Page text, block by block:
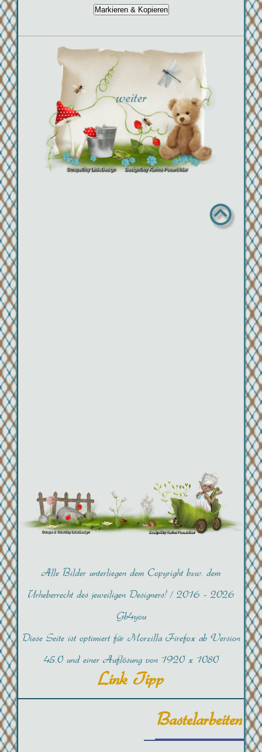
Alle Bilder unterliegen dem Copyright bzw. dem
Urheberrecht des jeweiligen Designers! / 2016 - 2026
Gb4you
Diese Seite ist optimiert für Morzilla Firefox ab Version
45.0 und einer Auflösung von 1920 x 1080
Link Tipp
Bastelarbeiten